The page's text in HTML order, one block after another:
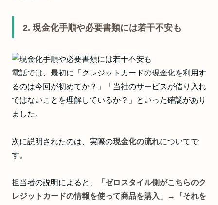
2. 現金化手順や必要書類には若干不安も
電話では、最初に「クレジットカードの現金化を利用す
るのは今回が初めてか？」「当社のサービスが借り入れ
ではないことを理解しているか？」といった確認があり
ました。
次に説明されたのは、実際の現金化の流れについてで
す。
担当者の説明によると、
「ゼロスタイル側がこちらのク
レジットカードの情報を使って商品を購入」→「それを